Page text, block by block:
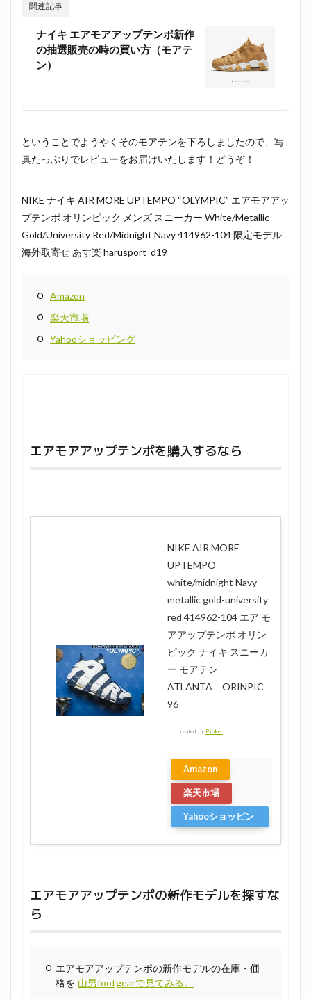
関連記事
ナイキ エアモアアップテンポ新作
の抽選販売の時の買い方（モアテ
ン）
ということでようやくそのモアテンを下ろしましたので、写
真たっぷりでレビューをお届けいたします！どうぞ！
NIKE ナイキ AIR MORE UPTEMPO “OLYMPIC” エアモアアッ
プテンポ オリンピック メンズ スニーカー White/Metallic
Gold/University Red/Midnight Navy 414962-104 限定モデル
海外取寄せ あす楽 harusport_d19
Amazon
楽天市場
Yahooショッピング
エアモアアップテンポを購入するなら
NIKE AIR MORE
UPTEMPO
white/midnight Navy-
metallic gold-university
red 414962-104 エア モ
アアップテンポ オリン
ピック ナイキ スニーカ
ー モアテン
ATLANTA ORINPIC
96
created by Rinker
Amazon
楽天市場
Yahooショッピン
エアモアアップテンポの新作モデルを探すな
ら
エアモアアップテンポの新作モデルの在庫・価
格を 山男footgearで見てみる。